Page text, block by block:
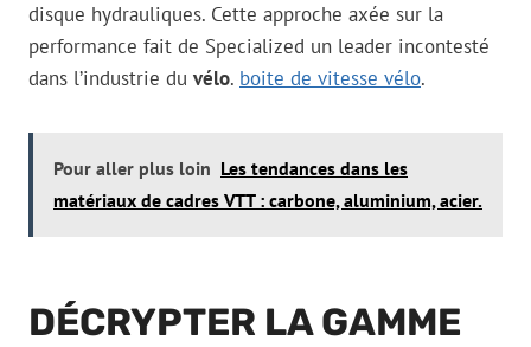
disque hydrauliques. Cette approche axée sur la
performance fait de Specialized un leader incontesté
dans l’industrie du vélo. boite de vitesse vélo.
Pour aller plus loin Les tendances dans les
matériaux de cadres VTT : carbone, aluminium, acier.
DÉCRYPTER LA GAMME